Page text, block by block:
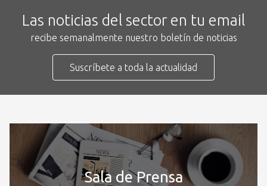
Las noticias del sector en tu email
recibe semanalmente nuestro boletín de noticias
Suscríbete a toda la actualidad
Sala de Prensa